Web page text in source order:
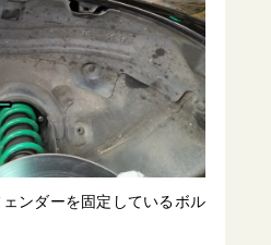
ンダーを固定しているボル